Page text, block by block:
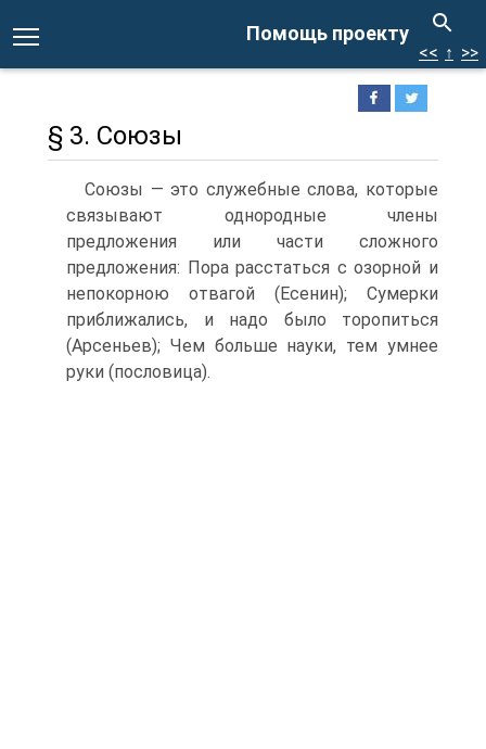
Помощь проекту
<< ↑ >>
§ 3. Союзы
Союзы — это служебные слова, которые
связывают однородные члены
предложения или части сложного
предложения: Пора расстаться с озорной и
непокорною отвагой (Есенин); Сумерки
приближались, и надо было торопиться
(Арсеньев); Чем больше науки, тем умнее
руки (пословица).